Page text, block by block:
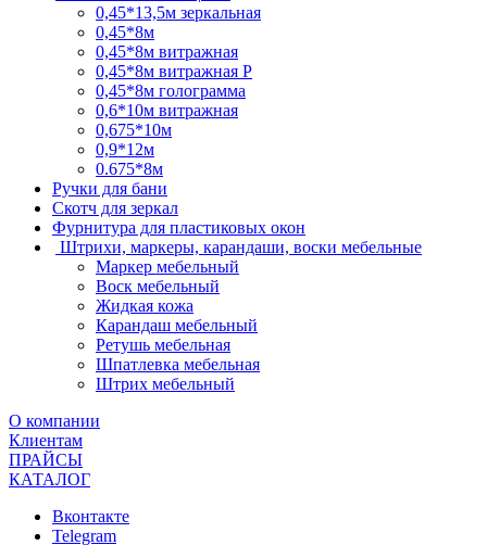
0,45*13,5м зеркальная
0,45*8м
0,45*8м витражная
0,45*8м витражная Р
0,45*8м голограмма
0,6*10м витражная
0,675*10м
0,9*12м
0.675*8м
Ручки для бани
Скотч для зеркал
Фурнитура для пластиковых окон
Штрихи, маркеры, карандаши, воски мебельные
Маркер мебельный
Воск мебельный
Жидкая кожа
Карандаш мебельный
Ретушь мебельная
Шпатлевка мебельная
Штрих мебельный
О компании
Клиентам
ПРАЙСЫ
КАТАЛОГ
Вконтакте
Telegram